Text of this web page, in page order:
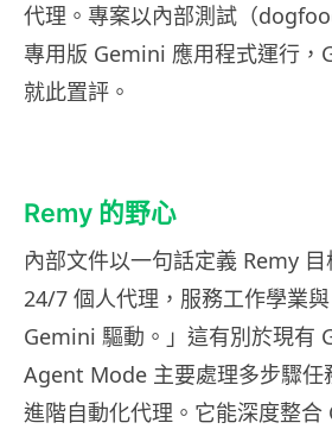
代理。專案以內部測試（
專用版 Gemini 應用程式運行，
就此置評。
Remy 的野心
內部文件以一句話定義 Remy
24/7 個人代理，服務工作學業
Gemini 驅動。」這有別於現有
Agent Mode 主要處理多步驟任
進階自動化代理。它能深度整